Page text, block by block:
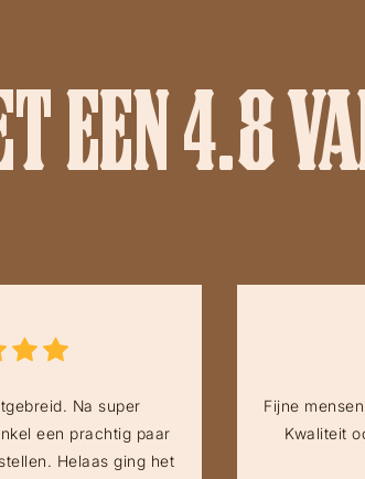
EEN 4.8
Na super
een prachtig paar
Helaas ging het
Fijne
Kwaliteit